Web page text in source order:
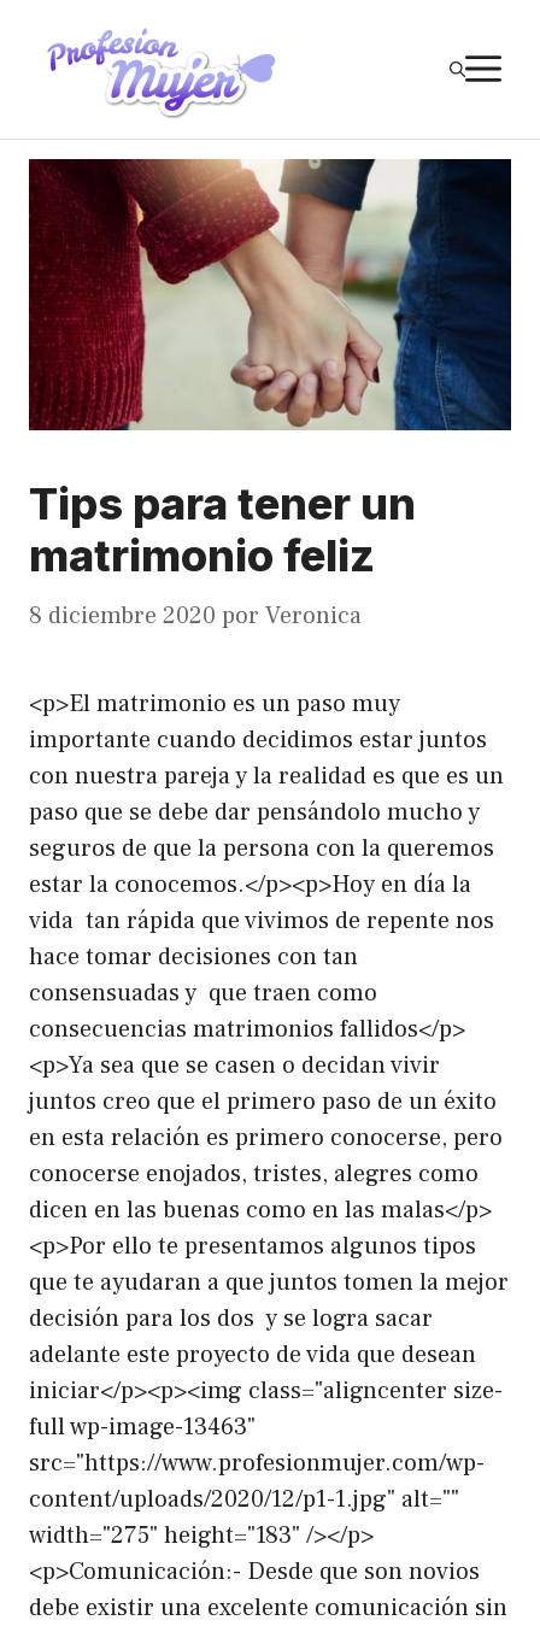
Tips para tener un
matrimonio feliz
8 diciembre 2020 por Veronica
<p>El matrimonio es un paso muy
importante cuando decidimos estar juntos
con nuestra pareja y la realidad es que es un
paso que se debe dar pensándolo mucho y
seguros de que la persona con la queremos
estar la conocemos.</p><p>Hoy en día la
vida tan rápida que vivimos de repente nos
hace tomar decisiones con tan
consensuadas y que traen como
consecuencias matrimonios fallidos</p>
<p>Ya sea que se casen o decidan vivir
juntos creo que el primero paso de un éxito
en esta relación es primero conocerse, pero
conocerse enojados, tristes, alegres como
dicen en las buenas como en las malas</p>
<p>Por ello te presentamos algunos tipos
que te ayudaran a que juntos tomen la mejor
decisión para los dos y se logra sacar
adelante este proyecto de vida que desean
iniciar</p><p><img class="aligncenter size-
full wp-image-13463"
src="https://www.profesionmujer.com/wp-
content/uploads/2020/12/p1-1.jpg" alt=""
width="275" height="183" /></p>
<p>Comunicación:- Desde que son novios
debe existir una excelente comunicación sin